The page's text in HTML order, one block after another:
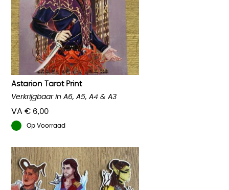
Astarion Tarot Print
VA€ 6,00
Verkrijgbaar in A6, A5, A4 & A3
Op Voorraad
product
heeft
meerdere
variaties.